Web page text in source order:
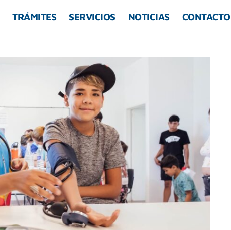
TRÁMITES SERVICIOS NOTICIAS CONTACTO